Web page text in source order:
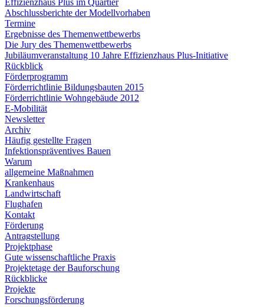
Abschlussberichte der Modellvorhaben
Termine
Ergebnisse des Themenwettbewerbs
Die Jury des Themenwettbewerbs
Jubiläumveranstaltung 10 Jahre Effizienzhaus Plus-Initiative
Rückblick
Förderprogramm
Förderrichtlinie Bildungsbauten 2015
Förderrichtlinie Wohngebäude 2012
E-Mobilität
Newsletter
Archiv
Häufig gestellte Fragen
Infektionspräventives Bauen
Warum
allgemeine Maßnahmen
Krankenhaus
Landwirtschaft
Flughafen
Kontakt
Förderung
Antragstellung
Projektphase
Gute wissenschaftliche Praxis
Projektetage der Bauforschung
Rückblicke
Projekte
Forschungsförderung